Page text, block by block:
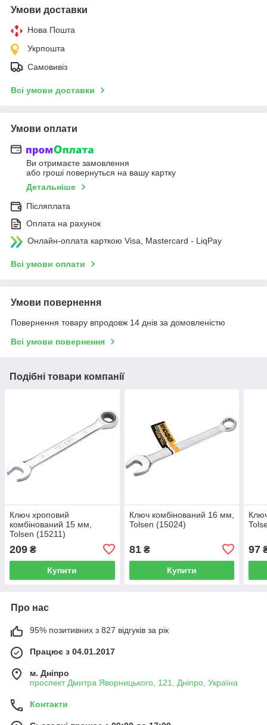
Умови доставки
Нова Пошта
Укрпошта
Самовивіз
Всі умови доставки
Умови оплати
Ви отримаєте замовлення
або гроші повернуться на вашу картку
Детальніше
Післяплата
Оплата на рахунок
Онлайн-оплата карткою Visa, Mastercard - LiqPay
Всі умови оплати
Умови повернення
Повернення товару впродовж 14 днів за домовленістю
Всі умови повернення
Подібні товари компанії
Ключ хроповий
комбінований 15 мм,
Tolsen (15211)
209 ₴
Купити
Ключ комбінований 16 мм,
Tolsen (15024)
81₴
Купити
97
Про нас
95% позитивних з 827 відгуків за рік
Працює з 04.01.2017
м. Дніпро
проспект Дмитра Яворницького, 121, Дніпро, Україна
Контакти